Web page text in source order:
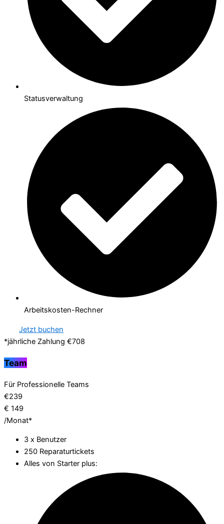
Statusverwaltung
Arbeitskosten-Rechner
Jetzt buchen
*jährliche Zahlung €708
Team
Für Professionelle Teams
€239
€ 149
/Monat*
3 x Benutzer
250 Reparaturtickets
Alles von Starter plus: